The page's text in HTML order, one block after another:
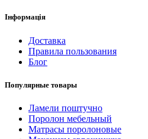
Інформація
Доставка
Правила пользования
Блог
Популярные товары
Ламели поштучно
Поролон мебельный
Матрасы поролоновые